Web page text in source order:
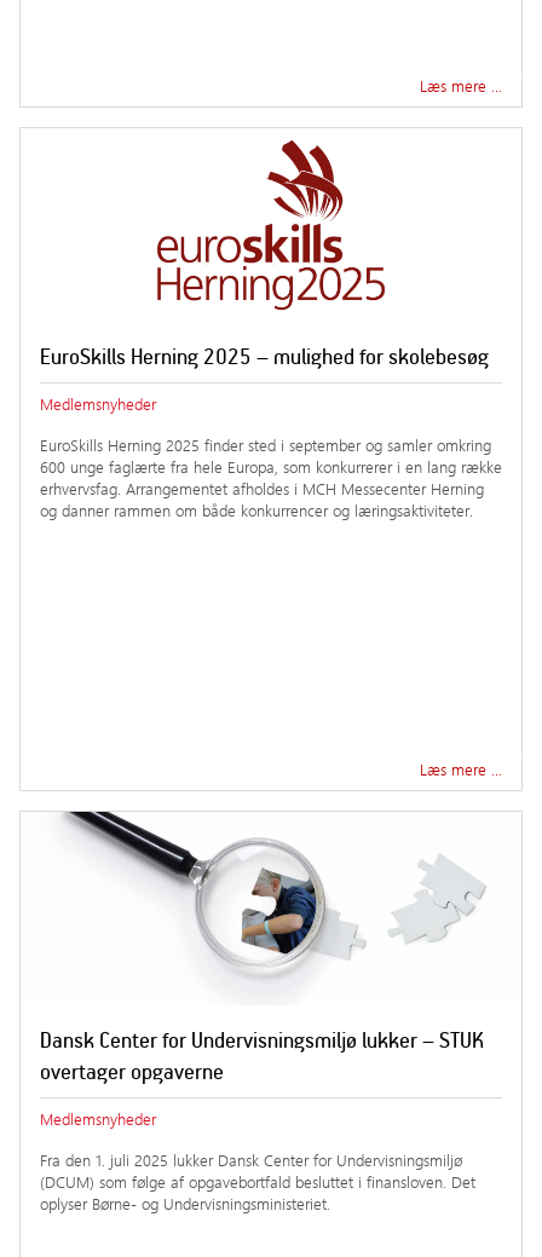
Læs mere …
EuroSkills Herning 2025 – mulighed for skolebesøg
Medlemsnyheder
EuroSkills Herning 2025 finder sted i september og samler omkring
600 unge faglærte fra hele Europa, som konkurrerer i en lang række
erhvervsfag. Arrangementet afholdes i MCH Messecenter Herning
og danner rammen om både konkurrencer og læringsaktiviteter.
Læs mere …
Dansk Center for Undervisningsmiljø lukker – STUK
overtager opgaverne
Medlemsnyheder
Fra den 1. juli 2025 lukker Dansk Center for Undervisningsmiljø
(DCUM) som følge af opgavebortfald besluttet i finansloven. Det
oplyser Børne- og Undervisningsministeriet.